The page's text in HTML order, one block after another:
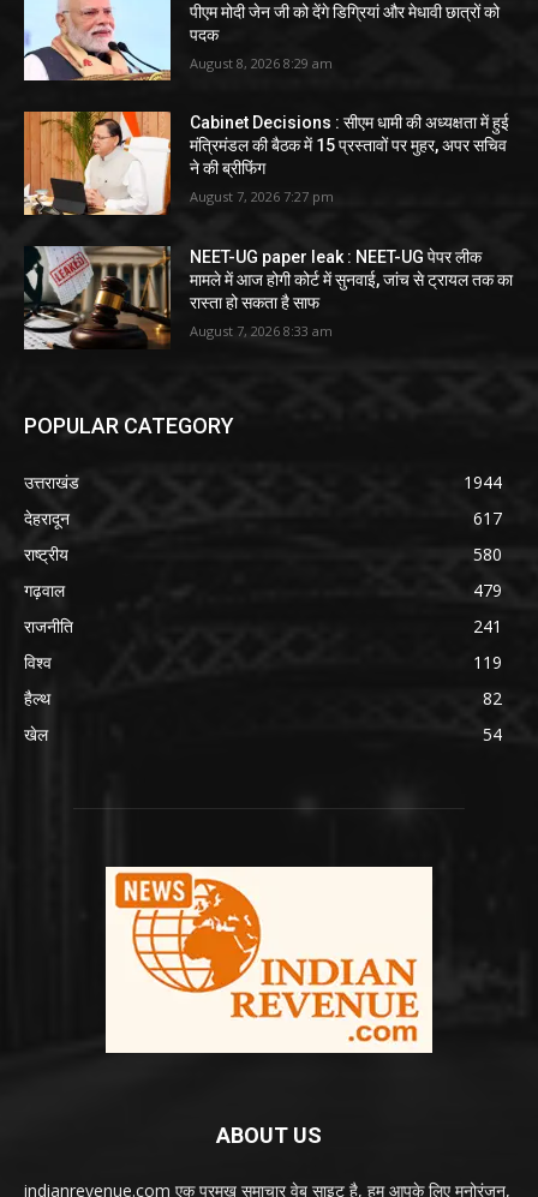
पीएम मोदी जेन जी को देंगे डिग्रियां और मेधावी छात्रों को
पदक
August 8, 2026 8:29 am
Cabinet Decisions : सीएम धामी की अध्यक्षता में हुई
मंत्रिमंडल की बैठक में 15 प्रस्तावों पर मुहर, अपर सचिव
ने की ब्रीफिंग
August 7, 2026 7:27 pm
NEET-UG paper leak : NEET-UG पेपर लीक
मामले में आज होगी कोर्ट में सुनवाई, जांच से ट्रायल तक का
रास्ता हो सकता है साफ
August 7, 2026 8:33 am
POPULAR CATEGORY
उत्तराखंड
1944
देहरादून
617
राष्ट्रीय
580
गढ़वाल
479
राजनीति
241
विश्व
119
हैल्थ
82
खेल
54
ABOUT US
indianrevenue.com एक प्रमुख समाचार वेब साइट है, हम आपके लिए मनोरंजन,